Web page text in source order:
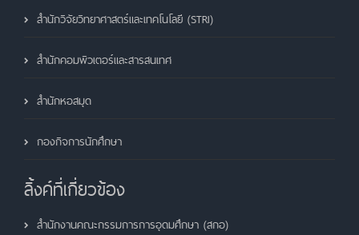
สำนักวิจัยวิทยาศาสตร์และเทคโนโลยี (STRI)
สำนักคอมพิวเตอร์และสารสนเทศ
สำนักหอสมุด
กองกิจการนักศึกษา
ลิ้งค์ที่เกี่ยวข้อง
สำนักงานคณะกรรมการการอุดมศึกษา (สกอ)